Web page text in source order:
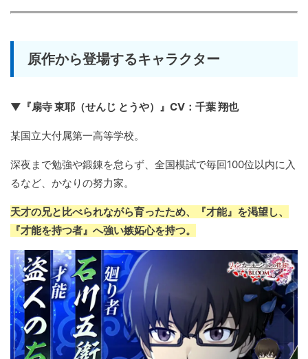
原作から登場するキャラクター
▼『扇寺 東耶（せんじ とうや）』CV：千葉 翔也
某国立大付属第一高等学校。
深夜まで勉強や鍛錬を怠らず、全国模試で毎回100位以内に入
るなど、かなりの努力家。
天才の兄と比べられながら育ったため、『才能』を渇望し、
『才能を持つ者』へ強い嫉妬心を持つ。